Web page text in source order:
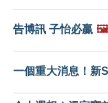
告博訊 子怡必贏 🖼️
一個重大消息！新